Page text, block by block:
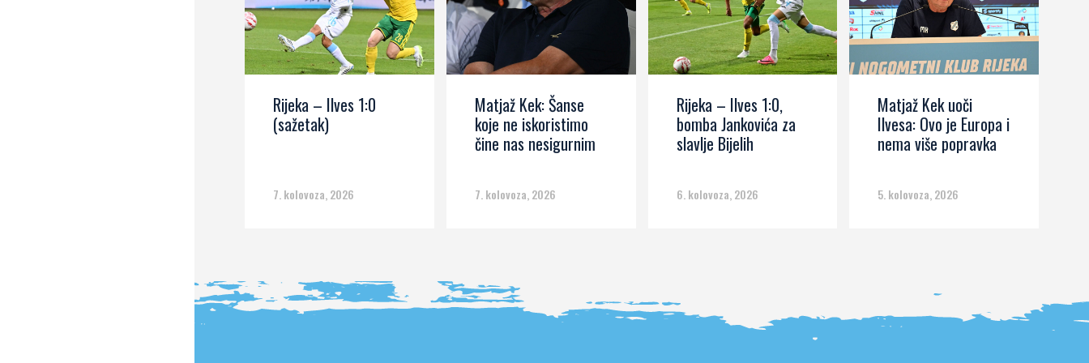
Rijeka – Ilves 1:0
(sažetak)
7. kolovoza, 2026
Matjaž Kek: Šanse
koje ne iskoristimo
čine nas nesigurnim
7. kolovoza, 2026
Rijeka – Ilves 1:0,
bomba Jankovića za
slavlje Bijelih
6. kolovoza, 2026
Matjaž Kek uoči
Ilvesa: Ovo je Europa i
nema više popravka
5. kolovoza, 2026